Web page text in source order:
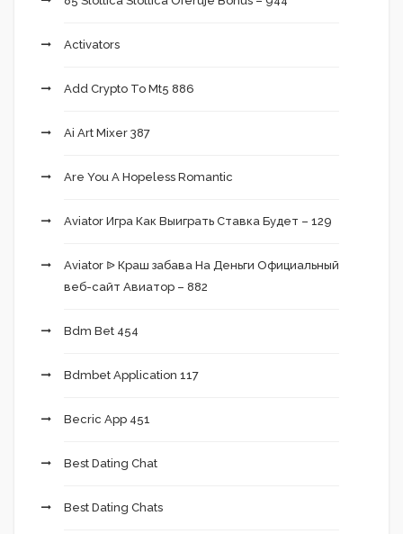
Activators
Add Crypto To Mt5 886
Ai Art Mixer 387
Are You A Hopeless Romantic
Aviator Игра Как Выиграть Ставка Будет – 129
Aviator ᐉ Краш забава На Деньги Официальный
веб-сайт Авиатор – 882
Bdm Bet 454
Bdmbet Application 117
Becric App 451
Best Dating Chat
Best Dating Chats